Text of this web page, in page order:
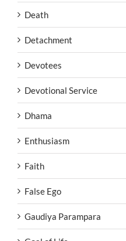
Death
Detachment
Devotees
Devotional Service
Dhama
Enthusiasm
Faith
False Ego
Gaudiya Parampara